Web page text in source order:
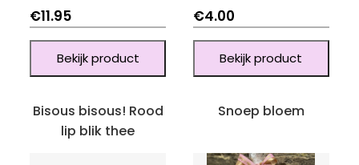
€11.95
Bekijk product
€4.00
Bekijk product
Bisous bisous! Rood
lip blik thee
Snoep bloem